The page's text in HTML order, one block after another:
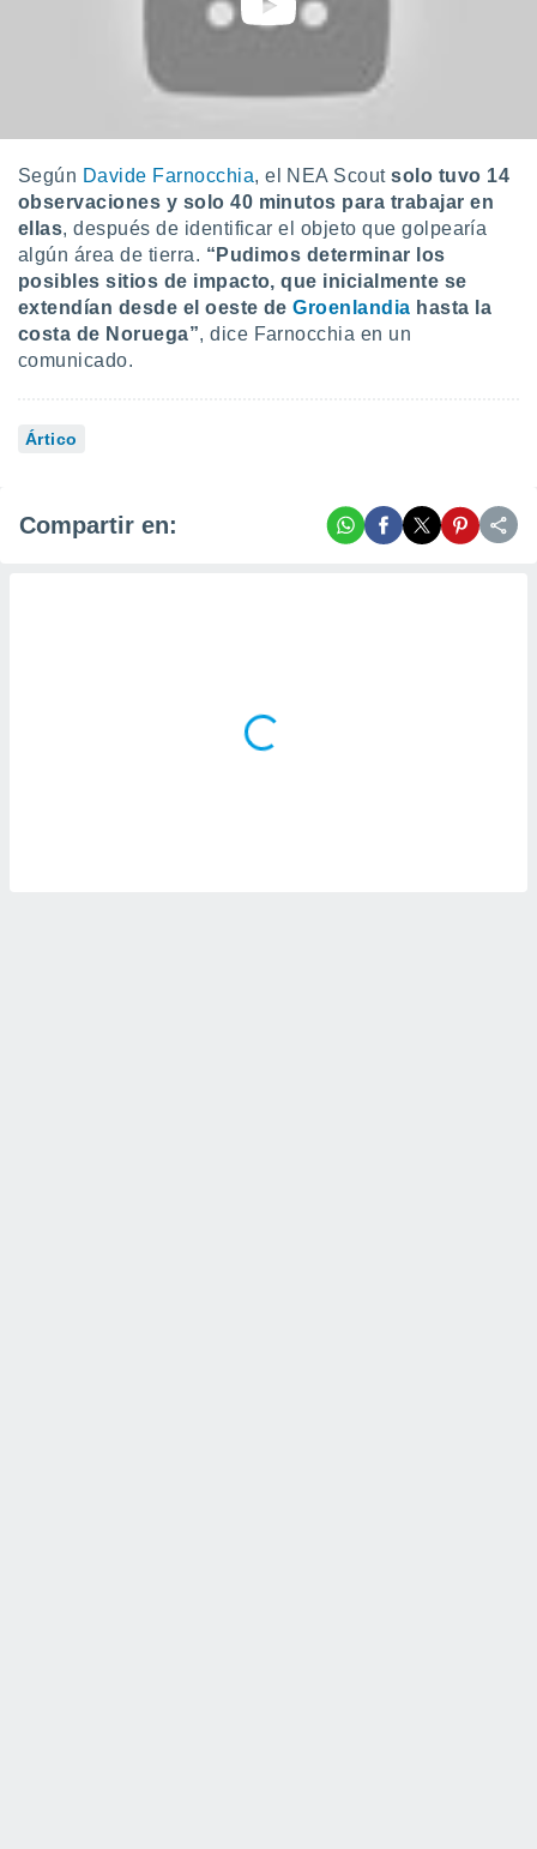
Según Davide Farnocchia, el NEA Scoutsolo tuvo 14
observaciones y solo 40 minutos para trabajar en
ellas, después de identificar el objeto que golpearía
algún área de tierra. “Pudimos determinar los
posibles sitios de impacto, que inicialmente se
extendían desde el oeste deGroenlandia hasta la
costa de Noruega”, dice Farnocchia en un
comunicado.
Ártico
Compartir en: